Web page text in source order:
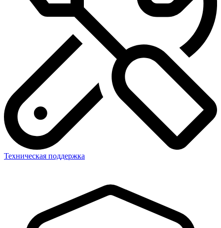
Техническая поддержка